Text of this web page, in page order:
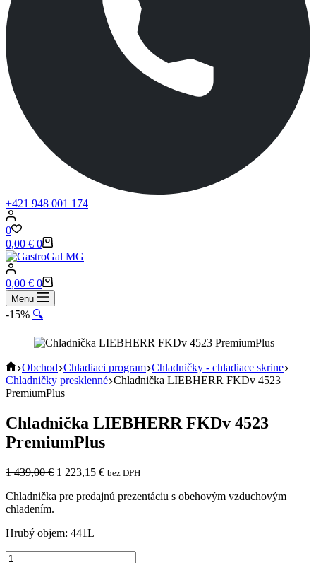
+421 948 001 174
0
0,00 € 0
0,00 € 0
Menu
-15% 🔍
Obchod Chladiaci program Chladničky - chladiace skrine
Chladničky presklenné Chladnička LIEBHERR FKDv 4523
PremiumPlus
Chladnička LIEBHERR FKDv 4523
PremiumPlus
1 439,00€ 1 223,15 € bez DPH
Chladnička pre predajnú prezentáciu s obehovým vzduchovým
chladením.
Hrubý objem: 441L